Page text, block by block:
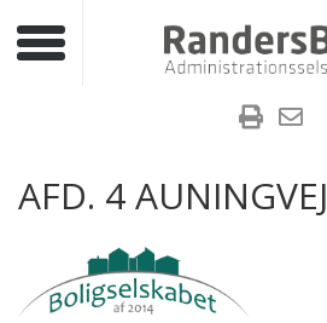
Toggle navigation
AFD. 4 AUNINGVEJ